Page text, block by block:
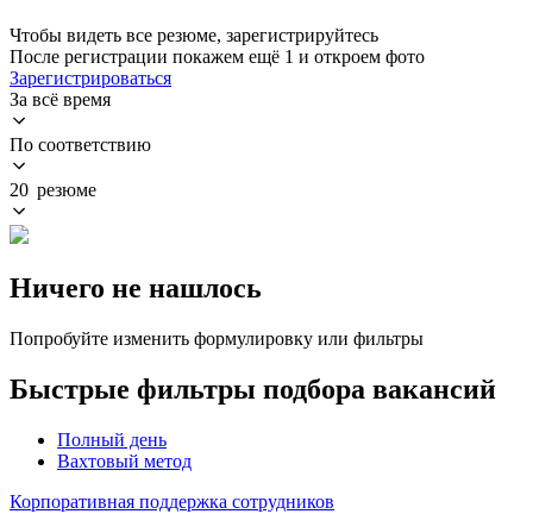
Чтобы видеть все резюме, зарегистрируйтесь
После регистрации покажем ещё 1 и откроем фото
Зарегистрироваться
За всё время
По соответствию
20 резюме
Ничего не нашлось
Попробуйте изменить формулировку или фильтры
Быстрые фильтры подбора вакансий
Полный день
Вахтовый метод
Корпоративная поддержка сотрудников